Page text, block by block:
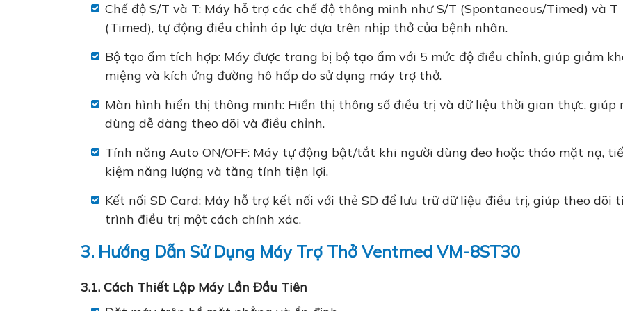
Chế độ S/T và T: Máy hỗ trợ các chế độ thông minh như S/T (Spontaneous/Timed) và T
(Timed), tự động điều chỉnh áp lực dựa trên nhịp thở của bệnh nhân.
Bộ tạo ẩm tích hợp: Máy được trang bị bộ tạo ẩm với 5 mức độ điều chỉnh, giúp giảm
miệng và kích ứng đường hô hấp do sử dụng máy trợ thở.
Màn hình hiển thị thông minh: Hiển thị thông số điều trị và dữ liệu thời gian thực, giúp
dùng dễ dàng theo dõi và điều chỉnh.
Tính năng Auto ON/OFF: Máy tự động bật/tắt khi người dùng đeo hoặc tháo mặt nạ,
kiệm năng lượng và tăng tính tiện lợi.
Kết nối SD Card: Máy hỗ trợ kết nối với thẻ SD để lưu trữ dữ liệu điều trị, giúp theo dõi
trình điều trị một cách chính xác.
3. Hướng Dẫn Sử Dụng Máy Trợ Thở Ventmed VM-8ST30
3.1. Cách Thiết Lập Máy Lần Đầu Tiên